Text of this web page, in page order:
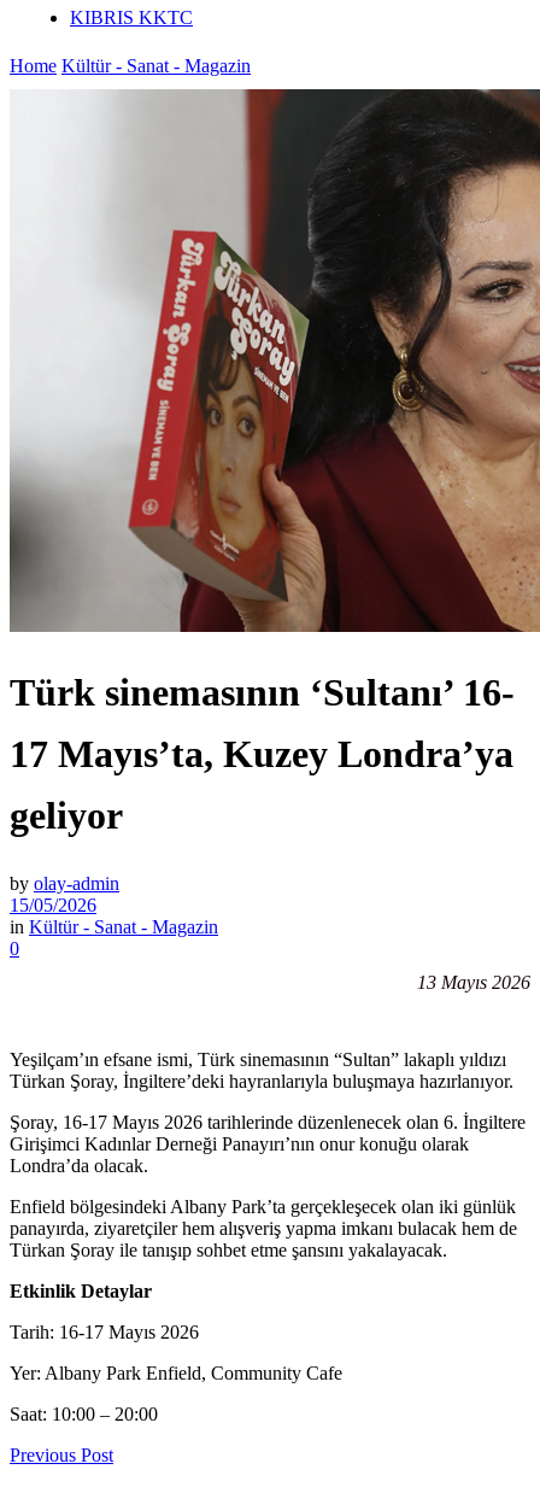
KIBRIS KKTC
Home Kültür - Sanat - Magazin
Türk sinemasının ‘Sultanı’ 16-
17 Mayıs’ta, Kuzey Londra’ya
geliyor
by olay-admin
15/05/2026
in Kültür - Sanat - Magazin
0
13 Mayıs 2026
Yeşilçam’ın efsane ismi, Türk sinemasının “Sultan” lakaplı yıldızı
Türkan Şoray, İngiltere’deki hayranlarıyla buluşmaya hazırlanıyor.
Şoray, 16-17 Mayıs 2026 tarihlerinde düzenlenecek olan 6. İngiltere
Girişimci Kadınlar Derneği Panayırı’nın onur konuğu olarak
Londra’da olacak.
Enfield bölgesindeki Albany Park’ta gerçekleşecek olan iki günlük
panayırda, ziyaretçiler hem alışveriş yapma imkanı bulacak hem de
Türkan Şoray ile tanışıp sohbet etme şansını yakalayacak.
Etkinlik Detaylar
Tarih: 16-17 Mayıs 2026
Yer: Albany Park Enfield, Community Cafe
Saat: 10:00 – 20:00
Previous Post